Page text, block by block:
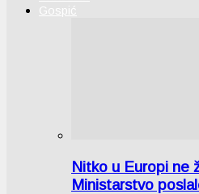
Gospić
Nitko u Europi ne
Ministarstvo